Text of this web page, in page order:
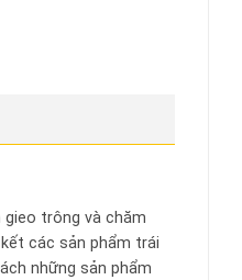
trông và chăm
các sản phẩm trái
những sản phẩm